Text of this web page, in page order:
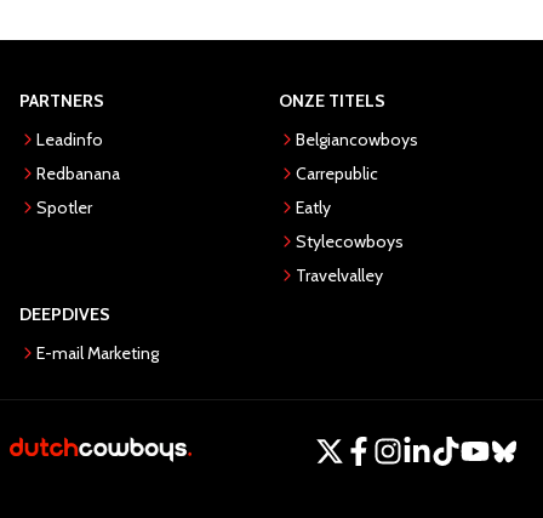
PARTNERS
Leadinfo
Redbanana
Spotler
ONZE TITELS
Belgiancowboys
Carrepublic
Eatly
Stylecowboys
Travelvalley
DEEPDIVES
E-mail Marketing